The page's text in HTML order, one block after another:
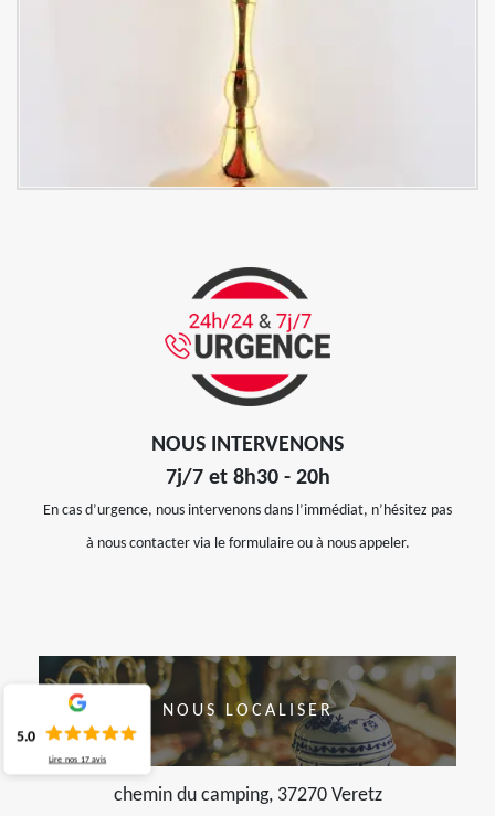
NOUS INTERVENONS
7j/7 et 8h30 - 20h
En cas d’urgence, nous intervenons dans l’immédiat, n’hésitez pas
à nous contacter via le formulaire ou à nous appeler.
NOUS LOCALISER
chemin du camping, 37270 Veretz
5.0
Lire nos 17 avis